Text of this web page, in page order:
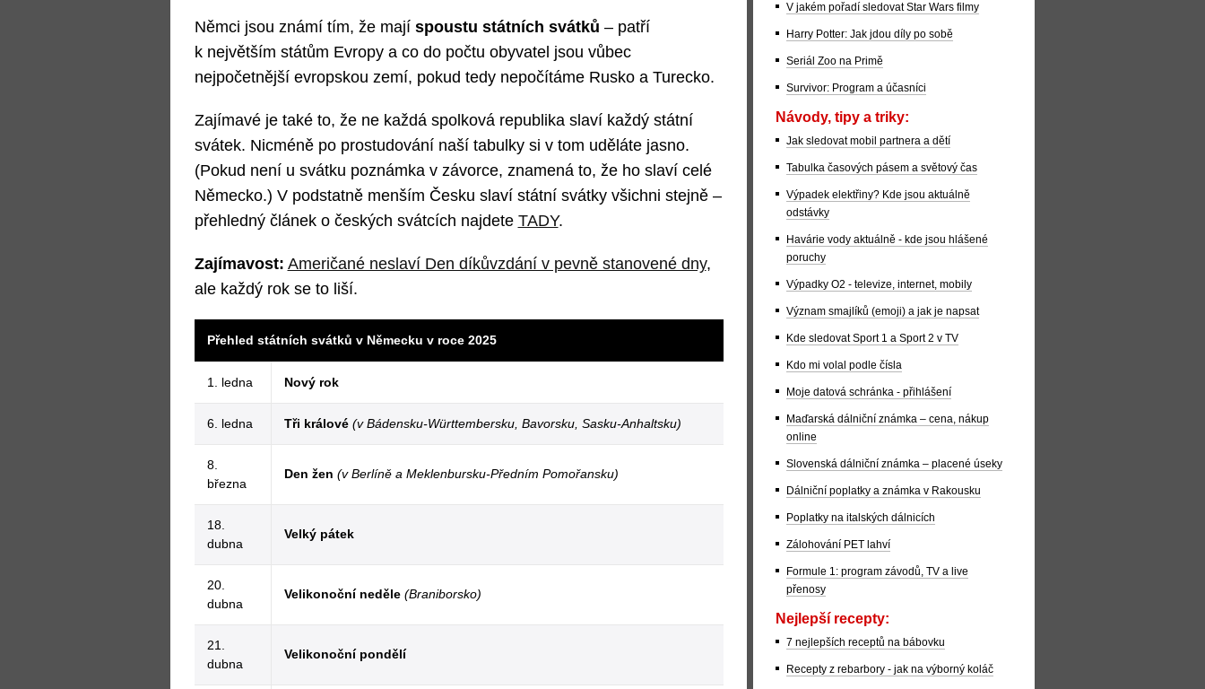
Němci jsou známí tím, že mají spoustu státních svátků – patří
k největším státům Evropy a co do počtu obyvatel jsou vůbec
nejpočetnější evropskou zemí, pokud tedy nepočítáme Rusko a Turecko.
Zajímavé je také to, že ne každá spolková republika slaví každý státní
svátek. Nicméně po prostudování naší tabulky si v tom uděláte jasno.
(Pokud není u svátku poznámka v závorce, znamená to, že ho slaví celé
Německo.) V podstatně menším Česku slaví státní svátky všichni stejně –
přehledný článek o českých svátcích najdete TADY.
Zajímavost: Američané neslaví Den díkůvzdání v pevně stanovené dny,
ale každý rok se to liší.
Přehled státních svátků v Německu v roce 2025
1. ledna Nový rok
6. ledna Tři králové (v Bádensku-Württembersku, Bavorsku, Sasku-Anhaltsku)
8.
března
Den žen (v Berlíně a Meklenbursku-Předním Pomořansku)
18.
dubna
Velký pátek
20.
dubna
Velikonoční neděle (Braniborsko)
21.
dubna
Velikonoční pondělí
V jakém pořadí sledovat Star Wars filmy
Harry Potter: Jak jdou díly po sobě
Seriál Zoo na Primě
Survivor: Program a účasníci
Návody, tipy a triky:
Jak sledovat mobil partnera a dětí
Tabulka časových pásem a světový čas
Výpadek elektřiny? Kde jsou aktuálně
odstávky
Havárie vody aktuálně - kde jsou hlášené
poruchy
Výpadky O2 - televize, internet, mobily
Význam smajlíků (emoji) a jak je napsat
Kde sledovat Sport 1 a Sport 2 v TV
Kdo mi volal podle čísla
Moje datová schránka - přihlášení
Maďarská dálniční známka – cena, nákup
online
Slovenská dálniční známka – placené úseky
Dálniční poplatky a známka v Rakousku
Poplatky na italských dálnicích
Zálohování PET lahví
Formule 1: program závodů, TV a live
přenosy
Nejlepší recepty:
7 nejlepších receptů na bábovku
Recepty z rebarbory - jak na výborný koláč